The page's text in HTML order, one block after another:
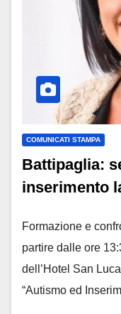
COMUNICATI STAMPA
Battipaglia:
inserimento
Formazione e
partire dalle ore
dell’Hotel San
“Autismo ed